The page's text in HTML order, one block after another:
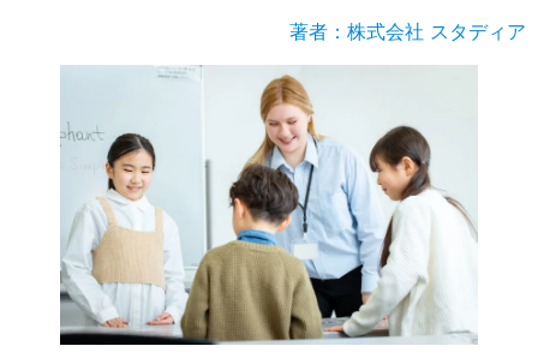
著者：株式会社 スタディア